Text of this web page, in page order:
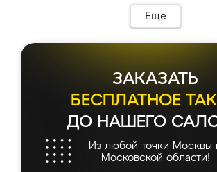
Еще
ЗАКАЗАТЬ
БЕСПЛАТНОЕ
ДО НАШЕГО
Из любой точки Москвы
Московской области!